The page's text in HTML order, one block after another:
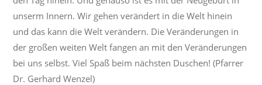
unserm Innern. Wir gehen verändert in die Welt hinein
und das kann die Welt verändern. Die Veränderungen in
der großen weiten Welt fangen an mit den Veränderungen
bei uns selbst. Viel Spaß beim nächsten Duschen! (Pfarrer
Dr. Gerhard Wenzel)